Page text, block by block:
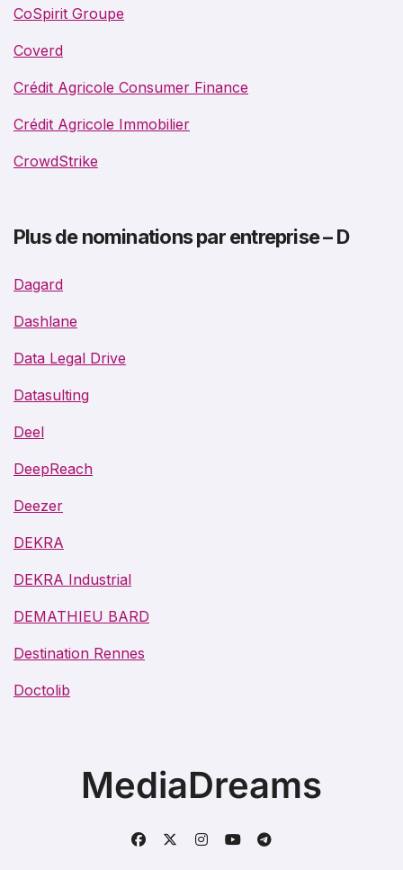
CoSpirit Groupe
Coverd
Crédit Agricole Consumer Finance
Crédit Agricole Immobilier
CrowdStrike
Plus de nominations par entreprise – D
Dagard
Dashlane
Data Legal Drive
Datasulting
Deel
DeepReach
Deezer
DEKRA
DEKRA Industrial
DEMATHIEU BARD
Destination Rennes
Doctolib
MediaDreams